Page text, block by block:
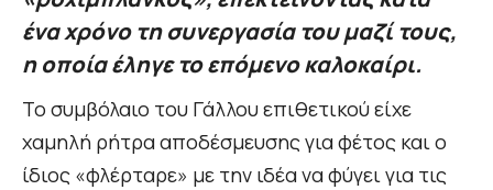
ένα χρόνο τη συνεργασία του μαζί τους,
η οποία έληγε το επόμενο καλοκαίρι.
Το συμβόλαιο του Γάλλου επιθετικού είχε
χαμηλή ρήτρα αποδέσμευσης για φέτος και ο
ίδιος «φλέρταρε» με την ιδέα να φύγει για τις